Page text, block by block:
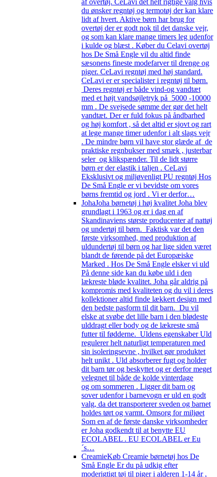
du ønsker regntøj og termotøj der kan klare
lidt af hvert. Aktive børn har brug for
overtøj der er godt nok til det danske vejr,
og som kan klare mange timers leg udenfor
i kulde og blæst . Køber du Celavi overtøj
hos De Små Engle vil du altid finde
sæsonens fineste modefarver til drenge og
piger. CeLavi regntøj med høj standard.
CeLavi er er specialister i regntøj til børn.
Deres regntøj er både vind-og vandtæt
med et højt vandsøjletryk på 5000 -10000
mm . De svejsede sømme der gør det helt
vandtæt. Der er fuld fokus på åndbarhed
og høj komfort , så det altid er sjovt og rart
at lege mange timer udenfor i alt slags vejr
. De mindre børn vil have stor glæde af de
praktiske regnbukser med smæk , justerbar
seler og klikspænder. Til de lidt større
børn er der elastik i taljen . CeLavi
Eksklusivt og miljøvenligt PU regntøj Hos
De Små Engle er vi bevidste om vores
børns fremtid og jord . Vi er derfor…
JohaJoha børnetøj i høj kvalitet Joha blev
grundlagt i 1963 og er i dag en af
Skandinaviens største producenter af nattøj
og undertøj til børn. Faktisk var det den
første virksomhed, med produktion af
uldundertøj til børn og har lige siden været
blandt de førende på det Europæiske
Marked . Hos De Små Engle elsker vi uld
På denne side kan du købe uld i den
lækreste bløde kvalitet. Joha går aldrig på
kompromis med kvaliteten og du vil i deres
kollektioner altid finde lækkert design med
den bedste pasform til dit barn. Du vil
elske at svøbe det lille barn i den blødeste
ulddragt eller body og de lækreste små
futter til fødderne. Uldens egenskaber Uld
regulerer helt naturligt temperaturen med
sin isoleringsevne , hvilket gør produktet
helt unikt . Uld absorberer fugt og holder
dit barn tør og beskyttet og er derfor meget
velegnet til både de kolde vinterdage
og om sommeren . Ligger dit barn og
sover udenfor i barnevogn er uld en godt
valg, da det transporterer sveden og barnet
holdes tørt og varmt. Omsorg for miljøet
Som en af de første danske virksomheder
er Joha godkendt til at benytte EU
ECOLABEL . EU ECOLABEL er Eu
´s…
CreamieKøb Creamie børnetøj hos De
Små Engle Er du på udkig efter
moderigtigt tøj til piger i alderen 1-14 år ,